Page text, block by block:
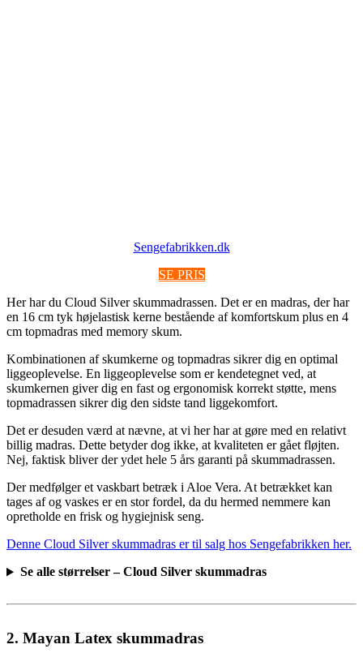
Sengefabrikken.dk
SE PRIS
Her har du Cloud Silver skummadrassen. Det er en madras, der har
en 16 cm tyk højelastisk kerne bestående af komfortskum plus en 4
cm topmadras med memory skum.
Kombinationen af skumkerne og topmadras sikrer dig en optimal
liggeoplevelse. En liggeoplevelse som er kendetegnet ved, at
skumkernen giver dig en fast og ergonomisk korrekt støtte, mens
topmadrassen sikrer dig den sidste tand liggekomfort.
Det er desuden værd at nævne, at vi her har at gøre med en relativt
billig madras. Dette betyder dog ikke, at kvaliteten er gået fløjten.
Nej, faktisk bliver der ydet hele 5 års garanti på skummadrassen.
Der medfølger et vaskbart betræk i Aloe Vera. At betrækket kan
tages af og vaskes er en stor fordel, da du hermed nemmere kan
opretholde en frisk og hygiejnisk seng.
Denne Cloud Silver skummadras er til salg hos Sengefabrikken her.
Se alle størrelser – Cloud Silver skummadras
2. Mayan Latex skummadras